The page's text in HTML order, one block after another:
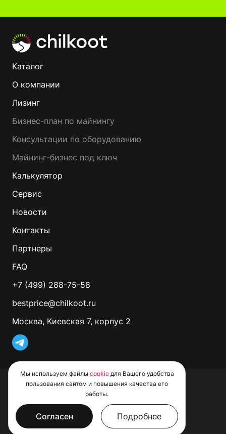
Каталог
О компании
Лизинг
Бизнес-план по майнингу
Консультации по оборудованию
Майнинг-бизнес под ключ
Калькулятор
Сервис
Новости
Контакты
Партнеры
FAQ
+7 (499) 288-75-58
bestprice@chilkoot.ru
Москва, Киевская 7, корпус 2
© 2026 CHILKOOT. Все права защищены
Политика обработки файлов Cookie
Пользовательское соглашение
Политика конфиденциальности
Условия проведения рекламных акций
Не является публичной офертой
Мы используем файлы cookieдля Вашего удобства
пользования сайтом и повышения качества его
работы.
Согласен Подробнее